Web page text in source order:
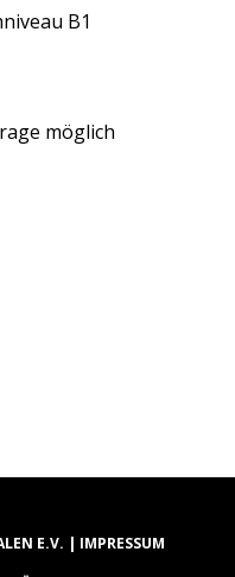
B1
möglich
E.V. | IMPRESSUM